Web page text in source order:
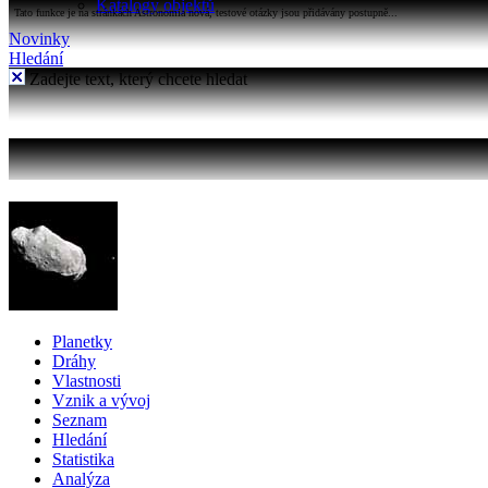
Katalogy objektů
Tato funkce je na stránkách Astronomia nová, testové otázky jsou přidávány postupně...
Novinky
Hledání
Zadejte text, který chcete hledat
Planetky
Dráhy
Vlastnosti
Vznik a vývoj
Seznam
Hledání
Statistika
Analýza